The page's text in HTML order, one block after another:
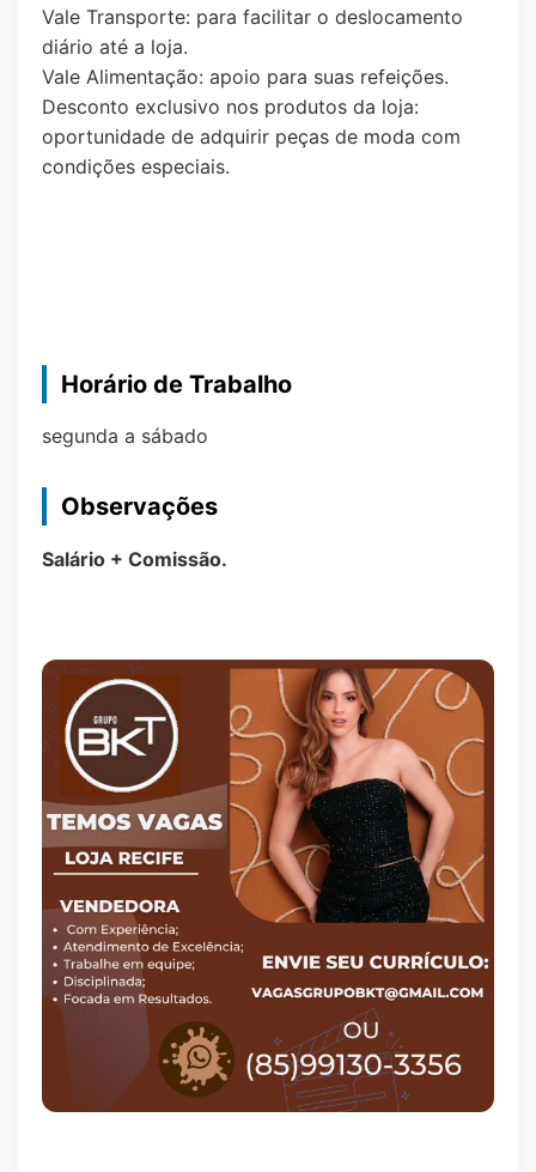
Vale Transporte: para facilitar o deslocamento
diário até a loja.
Vale Alimentação: apoio para suas refeições.
Desconto exclusivo nos produtos da loja:
oportunidade de adquirir peças de moda com
condições especiais.
Horário de Trabalho
segunda a sábado
Observações
Salário + Comissão.